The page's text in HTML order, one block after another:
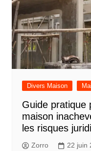
Divers Maison
Guide pratique
maison
les risques
Zorro 22 juin